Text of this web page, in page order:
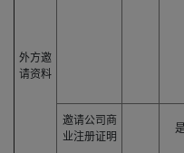
外方邀
请资料
邀请公司商
业注册证明